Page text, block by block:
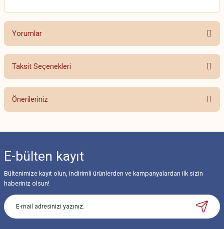
Yorumlar
Bu ürüne ilk yorumu siz yapın!
Taksit Seçenekleri
Önerileriniz
Görüş ve önerileriniz için teşekkür ederiz.
Ürün resmi kalitesiz, bozuk veya görüntülenemiyor.
Ürün açıklamasında eksik bilgiler bulunuyor.
Ürün bilgilerinde hatalar bulunuyor.
E-bülten kayıt
Bültenimize kayıt olun, indirimli ürünlerden ve kampanyalardan ilk sizin
haberiniz olsun!